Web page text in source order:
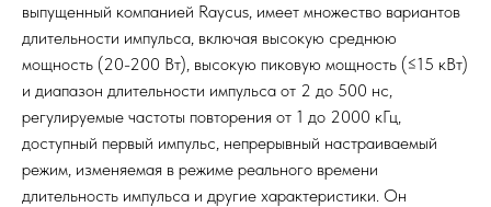
выпущенный компанией Raycus, имеет множество вариантов
длительности импульса, включая высокую среднюю
мощность (20-200 Вт), высокую пиковую мощность (≤15 кВт)
и диапазон длительности импульса от 2 до 500 нс,
регулируемые частоты повторения от 1 до 2000 кГц,
доступный первый импульс, непрерывный настраиваемый
режим, изменяемая в режиме реального времени
длительность импульса и другие характеристики. Он